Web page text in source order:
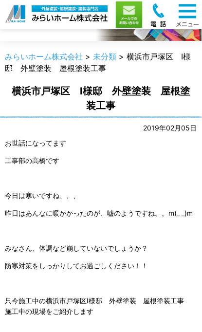
職人のうんちく
みらいホーム株式会社 > 未分類 > 横浜市戸塚区 I様
邸 外壁塗装 屋根塗装工事
横浜市戸塚区 I様邸 外壁塗装 屋根塗
装工事
2019年02月05日
お世話になってます
工事部の高橋です
今日は寒いですね、、、
昨日はあんなに暖かかったのが、嘘のようですね。。m(_ _)m
みなさん、体調など崩していないでしょうか？
防寒対策をしっかりしてお過ごしください！！
只今施工中の横浜市戸塚区I様邸 外壁塗装 屋根塗装工事
施工中の現場をご紹介します